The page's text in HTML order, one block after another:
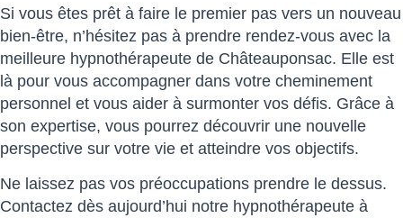
Si vous êtes prêt à faire le premier pas vers un nouveau
bien-être, n’hésitez pas à prendre rendez-vous avec la
meilleure hypnothérapeute de Châteauponsac. Elle est
là pour vous accompagner dans votre cheminement
personnel et vous aider à surmonter vos défis. Grâce à
son expertise, vous pourrez découvrir une nouvelle
perspective sur votre vie et atteindre vos objectifs.
Ne laissez pas vos préoccupations prendre le dessus.
Contactez dès aujourd’hui notre hypnothérapeute à